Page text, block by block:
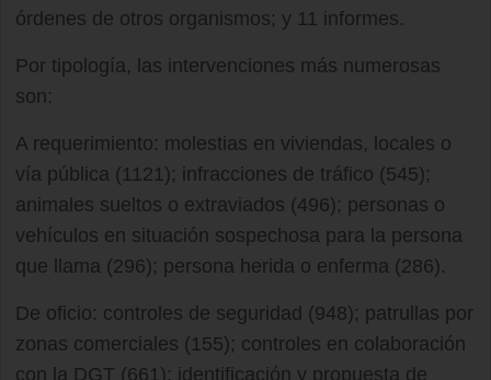
órdenes de otros organismos; y 11 informes.
Por tipología, las intervenciones más numerosas
son:
A requerimiento: molestias en viviendas, locales o
vía pública (1121); infracciones de tráfico (545);
animales sueltos o extraviados (496); personas o
vehículos en situación sospechosa para la persona
que llama (296); persona herida o enferma (286).
De oficio: controles de seguridad (948); patrullas por
zonas comerciales (155); controles en colaboración
con la DGT (661); identificación y propuesta de